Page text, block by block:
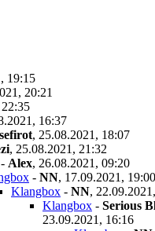
19:15
20:21
16:37
, 25.08.2021, 18:07
, 25.08.2021, 21:32
- Alex, 26.08.2021, 09:20
- NN, 17.09.2021, 19:00
Klangbox - NN,
Klangbox - Serious
23.09.2021, 16:16